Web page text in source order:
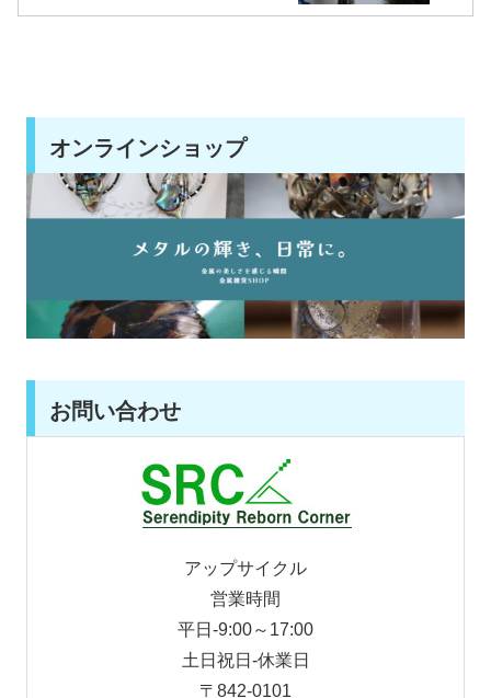
オンラインショップ
お問い合わせ
アップサイクル
営業時間
平日-9:00～17:00
土日祝日-休業日
〒842-0101